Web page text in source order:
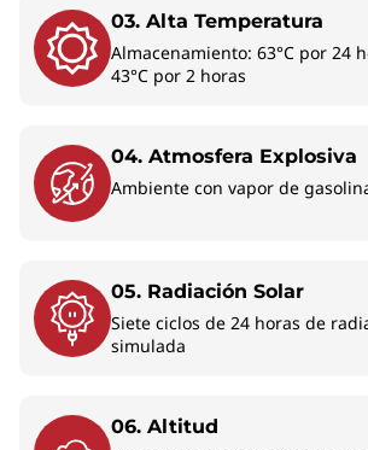
Algunos puertos/ranuras pueden ser opcionales o
disponibilidad. Los accesorios no están
Deja que tu visión creativa
Experimenta el siguiente nivel de
visual con un renderizado suave
las exigentes cargas de trabajo
03. Alta Temperatura
Almacenamiento: 63°C por 24
43°C por 2 horas
04. Atmosfera Explosiva
Ambiente con vapor de
05. Radiación Solar
Siete ciclos de 24 horas de
simulada
06. Altitud